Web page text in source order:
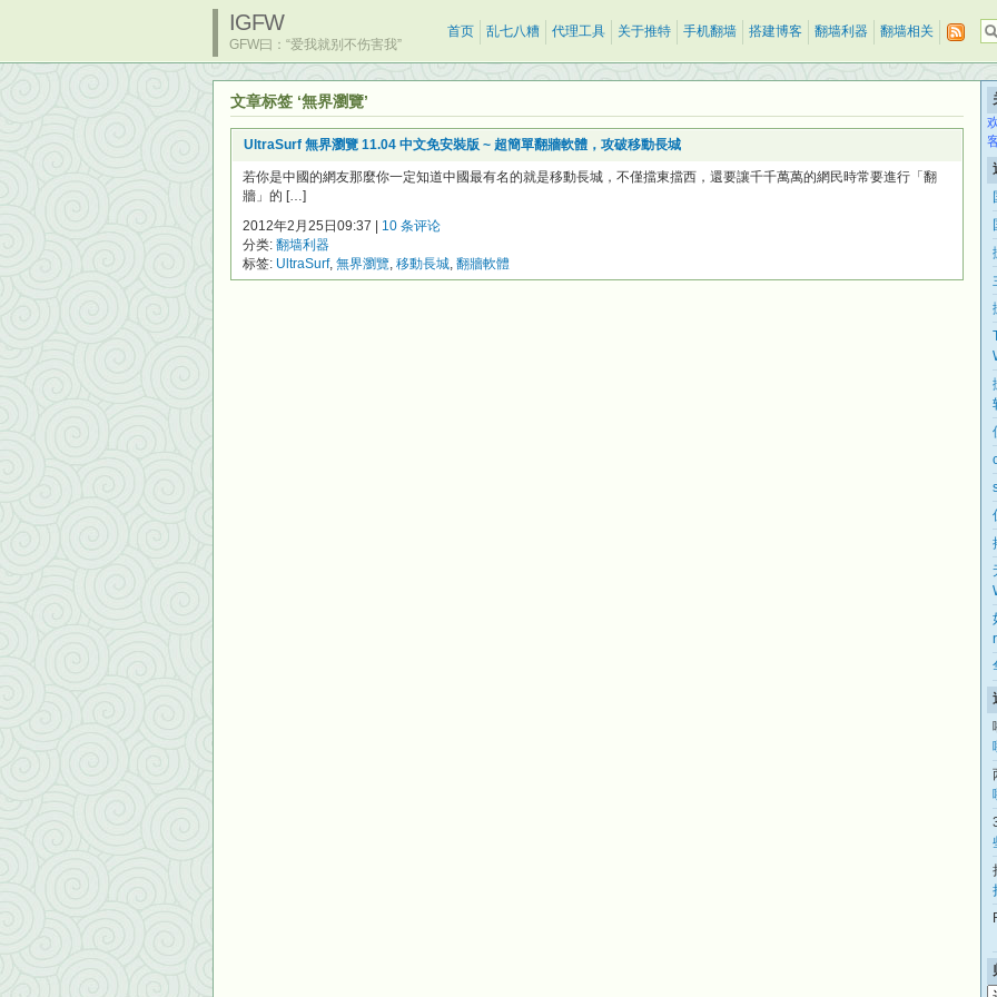
IGFW
GFW曰：“爱我就别不伤害我”
首页 乱七八糟 代理工具 关于推特 手机翻墙 搭建博客 翻墙利器 翻墙相关
文章标签 ‘無界瀏覽’
UltraSurf 無界瀏覽 11.04 中文免安裝版 ~ 超簡單翻牆軟體，攻破移動長城
若你是中國的網友那麼你一定知道中國最有名的就是移動長城，不僅擋東擋西，還要讓千千萬萬的網民時常要進行「翻
牆」的 […]
2012年2月25日09:37 | 10 条评论
分类: 翻墙利器
标签: UltraSurf, 無界瀏覽, 移動長城, 翻牆軟體